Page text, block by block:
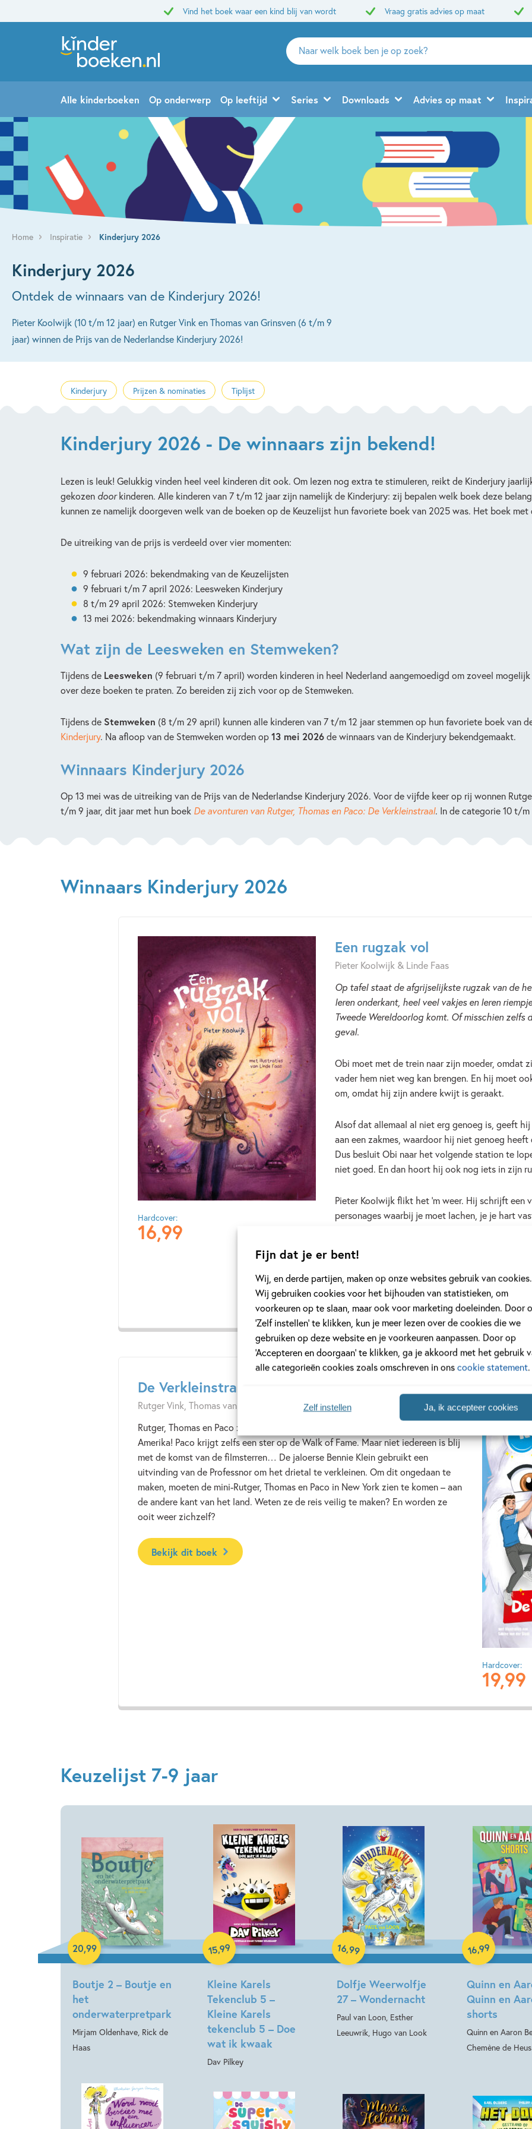
Fijn dat je er bent!
Wij, en derde partijen, maken op onze websites gebruik van cookies.
Wij gebruiken cookies voor het bijhouden van statistieken, om
voorkeuren op te slaan, maar ook voor marketing doeleinden. Door
‘Zelf instellen’ te klikken, kun je meer lezen over de cookies die we
gebruiken op deze website en je voorkeuren aanpassen. Door op
‘Accepteren en doorgaan’ te klikken, ga je akkoord met het gebruik
alle categorieën cookies zoals omschreven in onscookie statement.
Ja, ik accepteer cookies
Zelf instellen
Vind het boek waar een kind blij van wordt Vraag gratis advies op maat
Zoeken
naar
en
uitgevers
Alle kinderboeken Op onderwerp Op leeftijd Series Downloads Advies op maat
Home Inspiratie Kinderjury 2026
Kinderjury 2026
Ontdek de winnaars van de Kinderjury 2026!
Pieter Koolwijk (10 t/m 12 jaar) en Rutger Vink en Thomas van Grinsven (6 t/m 9
jaar) winnen de Prijs van de Nederlandse Kinderjury 2026!
Kinderjury Prijzen & nominaties Tiplijst
Kinderjury 2026 - De winnaars zijn bekend!
Lezen is leuk! Gelukkig vinden heel veel kinderen dit ook. Om lezen nog extra te stimuleren, reikt de Kinderjury
gekozen doorkinderen. Alle kinderen van 7 t/m 12 jaar zijn namelijk de Kinderjury: zij bepalen welk boek deze
kunnen ze namelijk doorgeven welk van de boeken op de Keuzelijst hun favoriete boek van 2025 was. Het boek met
De uitreiking van de prijs is verdeeld over vier momenten:
9 februari 2026: bekendmaking van de Keuzelijsten
9 februari t/m 7 april 2026: Leesweken Kinderjury
8 t/m 29 april 2026: Stemweken Kinderjury
13 mei 2026: bekendmaking winnaars Kinderjury
Wat zijn de Leesweken en Stemweken?
Tijdens de Leesweken (9 februari t/m 7 april) worden kinderen in heel Nederland aangemoedigd om zoveel
over deze boeken te praten. Zo bereiden zij zich voor op de Stemweken.
Tijdens de Stemweken (8 t/m 29 april) kunnen alle kinderen van 7 t/m 12 jaar stemmen op hun favoriete boek van
Kinderjury. Na afloop van de Stemweken worden op13 mei 2026de winnaars van de Kinderjury bekendgemaakt.
Winnaars Kinderjury 2026
Op 13 mei was de uitreiking van de Prijs van de Nederlandse Kinderjury 2026. Voor de vijfde keer op rij wonnen
t/m 9 jaar, dit jaar met hun boek De avonturen van Rutger, Thomas en Paco: De Verkleinstraal. In de categorie 10 t/
Winnaars Kinderjury 2026
Hardcover:
16,99
Een rugzak vol
Pieter Koolwijk & Linde Faas
Op tafel staat de afgrijselijkste rugzak van de
leren onderkant, heel veel vakjes en leren
Tweede Wereldoorlog komt. Of misschien zelfs
geval.
Obi moet met de trein naar zijn moeder, omdat
vader hem niet weg kan brengen. En hij moet
om, omdat hij zijn andere kwijt is geraakt.
Alsof dat allemaal al niet erg genoeg is, geeft
aan een zakmes, waardoor hij niet genoeg
Dus besluit Obi naar het volgende station te
niet goed. En dan hoort hij ook nog iets in zijn
Pieter Koolwijk flikt het ’m weer. Hij schrijft een
personages waarbij je moet lachen, je je hart
omdraait en je maar al te goed begrijpt wat er
wordende rugzak van Obi. Linde Faas maakt
van.
Bekijk dit boek
Hardcover:
19,99
De Verkleinstraal
Rutger Vink, Thomas van Grinsven & Sabine van der Stadt
Rutger, Thomas en Paco zijn wereldberoemd: hun nieuwe film verschijnt in
Amerika! Paco krijgt zelfs een ster op de Walk of Fame. Maar niet iedereen is blij
met de komst van de filmsterren… De jaloerse Bennie Klein gebruikt een
uitvinding van de Professnor om het drietal te verkleinen. Om dit ongedaan te
maken, moeten de mini-Rutger, Thomas en Paco in New York zien te komen – aan
de andere kant van het land. Weten ze de reis veilig te maken? En worden ze
ooit weer zichzelf?
Bekijk dit boek
Keuzelijst 7-9 jaar
Boutje 2 – Boutje en
het
onderwaterpretpark
Mirjam Oldenhave, Rick de
Haas
20,99
Hardcover
Kleine Karels
Tekenclub 5 –
Kleine Karels
tekenclub 5 – Doe
wat ik kwaak
Dav Pilkey
15,99
Hardcover
Dolfje Weerwolfje
27 – Wondernacht
Paul van Loon, Esther
Leeuwrik, Hugo van Look
16,99
Hardcover
Quinn en
Quinn en
shorts
Quinn en Aaron
Chemène de Heus
16,99
Hardcover